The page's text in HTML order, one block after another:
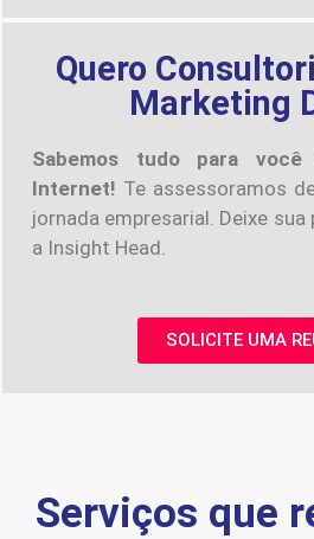
Quero
Marketing
Sabemos tudo para
Internet! Te assessoramos
jornada empresarial. Deixe
a Insight Head.
SOLICITE UMA
Serviços que